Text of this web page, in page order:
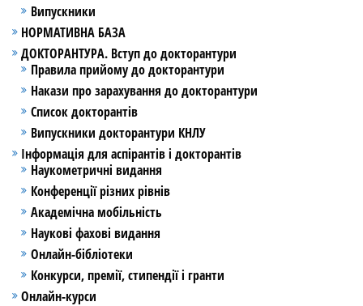
Випускники
НОРМАТИВНА БАЗА
ДОКТОРАНТУРА. Вступ до докторантури
Правила прийому до докторантури
Накази про зарахування до докторантури
Список докторантів
Випускники докторантури КНЛУ
Інформація для аспірантів і докторантів
Наукометричні видання
Конференції різних рівнів
Академічна мобільність
Наукові фахові видання
Онлайн-бібліотеки
Конкурси, премії, стипендії і гранти
Онлайн-курси